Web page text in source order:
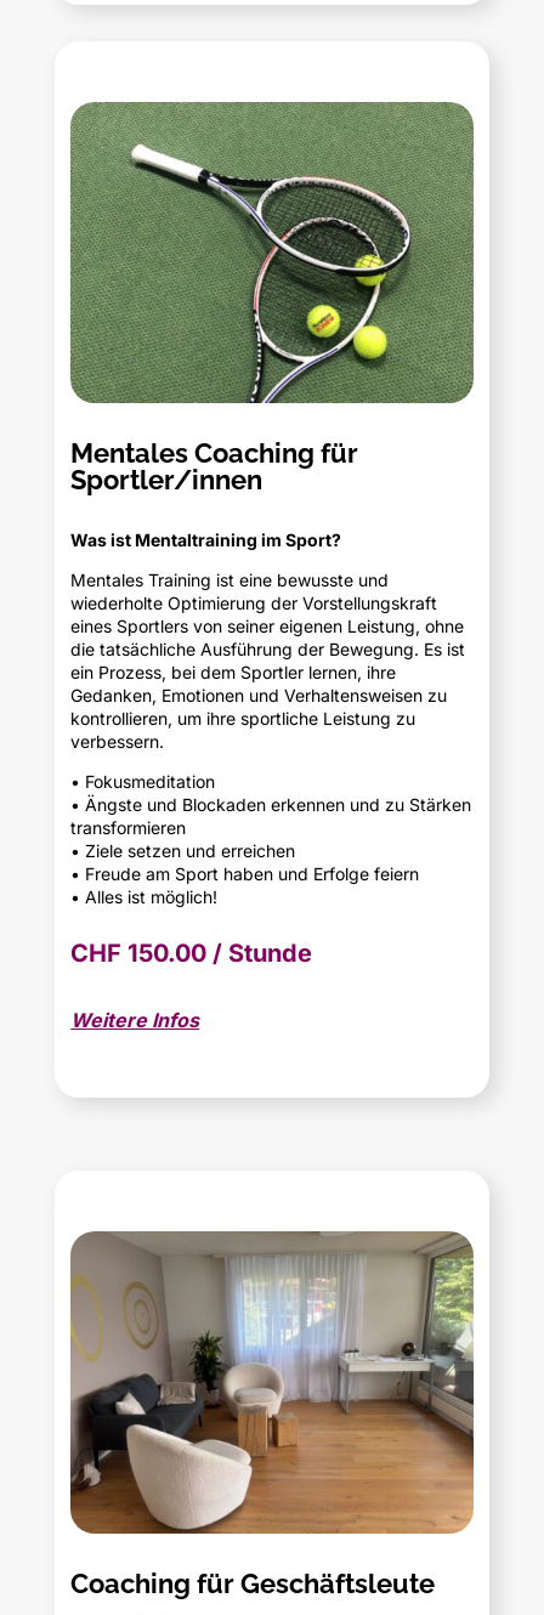
Mentales Coaching für
Sportler/innen
Was ist Mentaltraining im Sport?
Mentales Training ist eine bewusste und
wiederholte Optimierung der Vorstellungskraft
eines Sportlers von seiner eigenen Leistung, ohne
die tatsächliche Ausführung der Bewegung. Es ist
ein Prozess, bei dem Sportler lernen, ihre
Gedanken, Emotionen und Verhaltensweisen zu
kontrollieren, um ihre sportliche Leistung zu
verbessern.
• Fokusmeditation
• Ängste und Blockaden erkennen und zu Stärken
transformieren
• Ziele setzen und erreichen
• Freude am Sport haben und Erfolge feiern
• Alles ist möglich!
CHF 150.00 / Stunde
Weitere Infos
Coaching für Geschäftsleute